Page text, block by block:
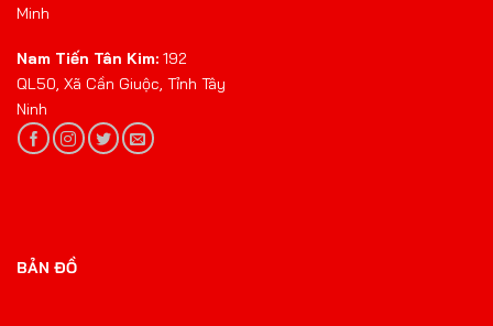
Minh
Nam Tiến Tân Kim: 192
QL50, Xã Cần Giuộc, Tỉnh Tây
Ninh
BẢN ĐỒ